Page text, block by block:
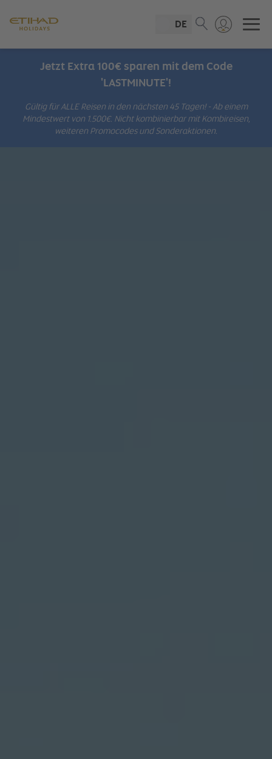
DE
Jetzt Extra 100€ sparen mit dem Code
'LASTMINUTE'!
Gültig für ALLE Reisen in den nächsten 45 Tagen! - Ab einem
Mindestwert von 1.500€. Nicht kombinierbar mit Kombireisen,
weiteren Promocodes und Sonderaktionen.